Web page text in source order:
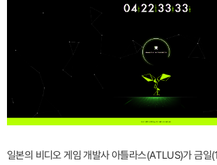
일본의 비디오 게임 개발사 아틀라스(ATLUS)가 금일